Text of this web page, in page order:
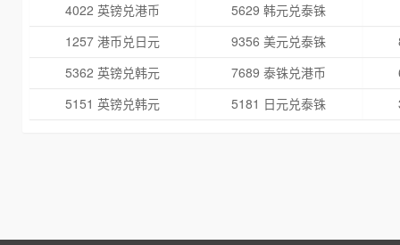
4022 英镑兑港币
5629 韩元兑泰铢
1257 港币兑日元
9356 美元兑泰铢
5362 英镑兑韩元
7689 泰铢兑港币
5151 英镑兑韩元
5181 日元兑泰铢